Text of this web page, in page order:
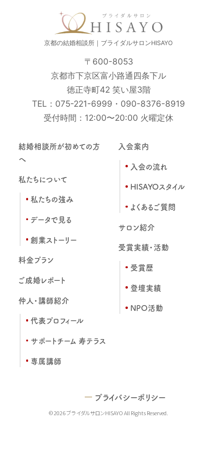
京都の結婚相談所｜ブライダルサロンHISAYO
〒600-8053
京都市下京区富小路通四条下ル
徳正寺町42 笑い屋3階
TEL： 075-221-6999 ・ 090-8376-8919
受付時間：12:00〜20:00 火曜定休
結婚相談所が初めての方
へ
私たちについて
私たちの強み
データで見る
創業ストーリー
料金プラン
ご成婚レポート
仲人・講師紹介
代表プロフィール
サポートチーム 寿テラス
専属講師
入会案内
入会の流れ
HISAYOスタイル
よくあるご質問
サロン紹介
受賞実績・活動
受賞歴
登壇実績
NPO活動
プライバシーポリシー
© 2026 ブライダルサロンHISAYO All Rights Reserved.